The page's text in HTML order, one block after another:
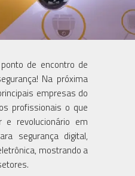
de encontro de
Na próxima
empresas do
profissionais o que
revolucionário em
segurança digital,
mostrando a